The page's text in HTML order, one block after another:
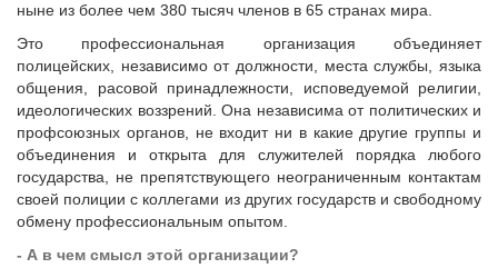
ныне из более чем 380 тысяч членов в 65 странах мира.
Это профессиональная организация объединяет
полицейских, независимо от должности, места службы, языка
общения, расовой принадлежности, исповедуемой религии,
идеологических воззрений. Она независима от политических и
профсоюзных органов, не входит ни в какие другие группы и
объединения и открыта для служителей порядка любого
государства, не препятствующего неограниченным контактам
своей полиции с коллегами из других государств и свободному
обмену профессиональным опытом.
- А в чем смысл этой организации?